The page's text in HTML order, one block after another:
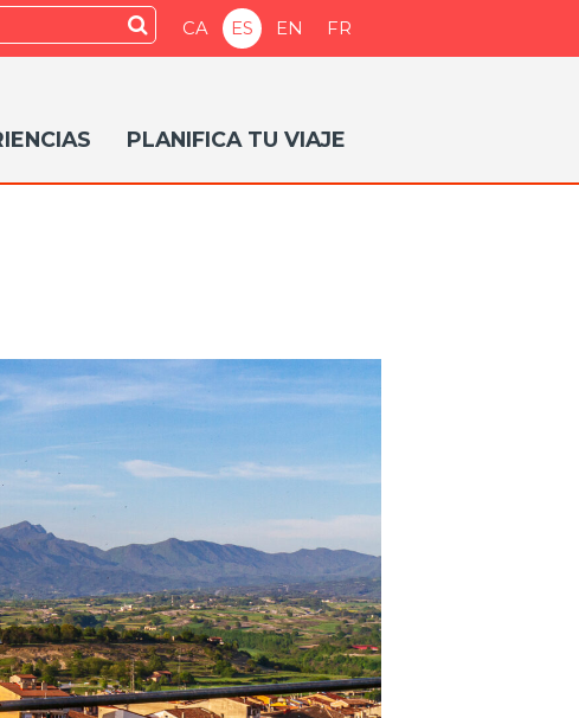
CA ES EN FR
Enviar
PLANIFICA TU VIAJE